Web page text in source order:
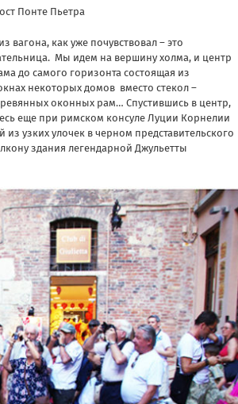
Понте Пьетра
вагона, как уже почувствовал – это
Мы идем на вершину холма, и центр
до самого горизонта состоящая из
некоторых домов вместо стекол –
оконных рам… Спустившись в центр,
еще при римском консуле Луции Корнелии
узких улочек в черном представительского
здания легендарной Джульетты